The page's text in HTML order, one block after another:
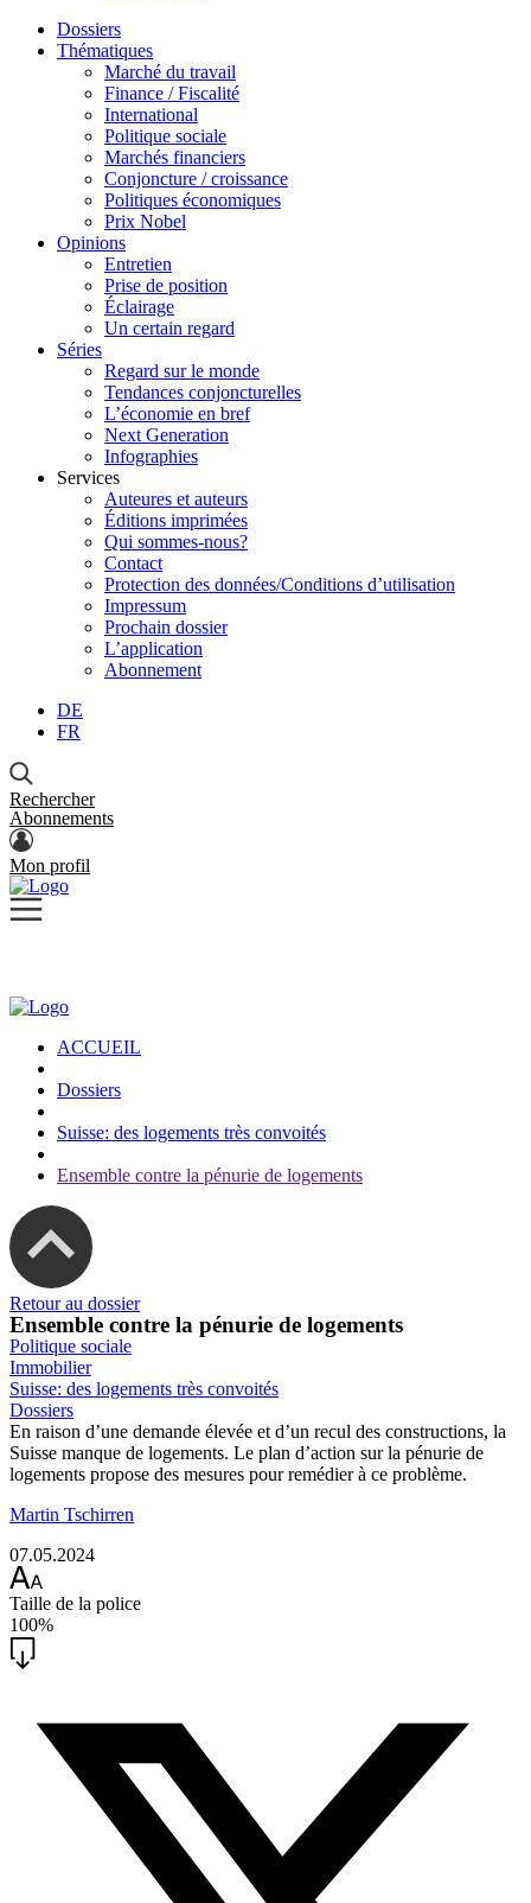
Dossiers
Thématiques
Marché du travail
Finance / Fiscalité
International
Politique sociale
Marchés financiers
Conjoncture / croissance
Politiques économiques
Prix Nobel
Opinions
Entretien
Prise de position
Éclairage
Un certain regard
Séries
Regard sur le monde
Tendances conjoncturelles
L’économie en bref
Next Generation
Infographies
Services
Auteures et auteurs
Éditions imprimées
Qui sommes-nous?
Contact
Protection des données/Conditions d’utilisation
Impressum
Prochain dossier
L’application
Abonnement
DE
FR
Rechercher
Abonnements
Mon profil
ACCUEIL
Dossiers
Suisse: des logements très convoités
Ensemble contre la pénurie de logements
Retour au dossier
Ensemble contre la pénurie de logements
Politique sociale
Immobilier
Suisse: des logements très convoités
Dossiers
En raison d’une demande élevée et d’un recul des constructions, la
Suisse manque de logements. Le plan d’action sur la pénurie de
logements propose des mesures pour remédier à ce problème.
Martin Tschirren
07.05.2024
Taille de la police
100%